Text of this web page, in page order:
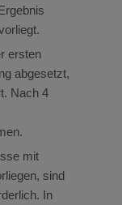
ersten
abgesetzt,
Nach 4
mit
sind
In